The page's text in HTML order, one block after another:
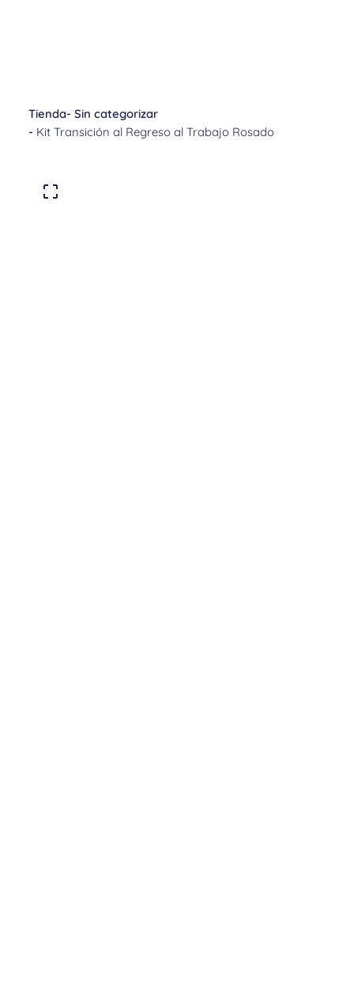
Tienda- Sin categorizar
- Kit Transición al Regreso al Trabajo Rosado